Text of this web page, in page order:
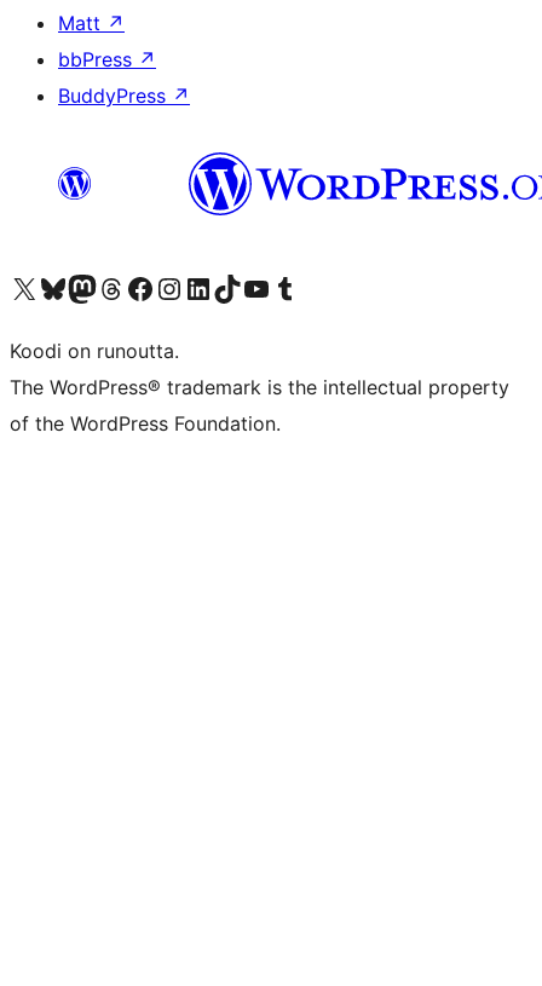
Matt ↗
bbPress ↗
BuddyPress ↗
Visit our X (formerly Twitter) account
Visit our Bluesky account
Visit our Mastodon account
Visit our Threads account
Visit our Facebook page
Visit our Instagram account
Visit our LinkedIn account
Visit our TikTok account
Näytä YouTube-kanava
Visit our Tumblr account
Koodi on runoutta.
The WordPress® trademark is the intellectual property
of the WordPress Foundation.